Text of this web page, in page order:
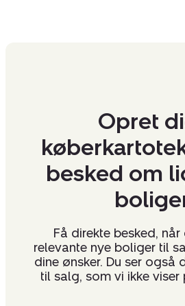
Opret
besked om
Få direkte besked,
relevante nye boliger til
dine ønsker. Du ser også
til salg, som vi ikke